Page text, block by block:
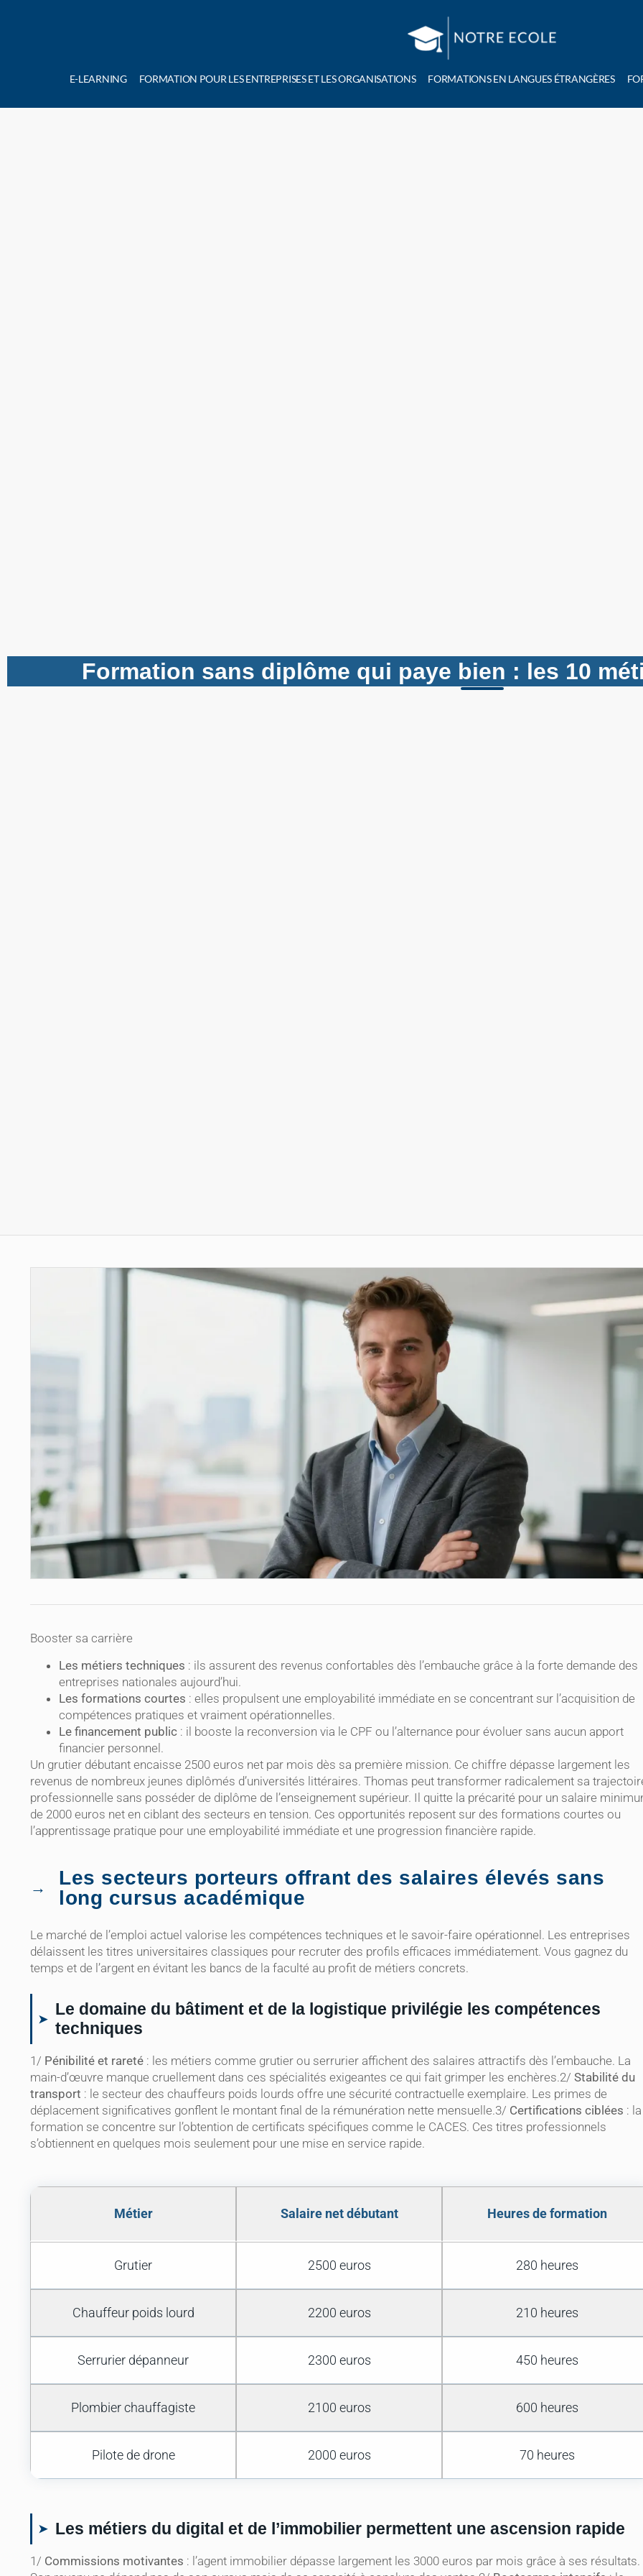
E-LEARNING FORMATION POUR LES ENTREPRISES ET LES ORGANISATIONS FORMATIONS EN LANGUES ÉTRANGÈRES
Formation sans diplôme qui paye bien : les 10
Booster sa carrière
Les métiers techniques : ils assurent des revenus confortables dès l’embauche grâce à la forte demande des
entreprises nationales aujourd’hui.
Les formations courtes : elles propulsent une employabilité immédiate en se concentrant sur l’acquisition de
compétences pratiques et vraiment opérationnelles.
Le financement public : il booste la reconversion via le CPF ou l’alternance pour évoluer sans aucun apport
financier personnel.
Un grutier débutant encaisse 2500 euros net par mois dès sa première mission. Ce chiffre dépasse largement les
revenus de nombreux jeunes diplômés d’universités littéraires. Thomas peut transformer radicalement sa
professionnelle sans posséder de diplôme de l’enseignement supérieur. Il quitte la précarité pour un salaire
de 2000 euros net en ciblant des secteurs en tension. Ces opportunités reposent sur des formations courtes ou
l’apprentissage pratique pour une employabilité immédiate et une progression financière rapide.
Les secteurs porteurs offrant des salaires élevés sans
long cursus académique
Le marché de l’emploi actuel valorise les compétences techniques et le savoir-faire opérationnel. Les entreprises
délaissent les titres universitaires classiques pour recruter des profils efficaces immédiatement. Vous gagnez du
temps et de l’argent en évitant les bancs de la faculté au profit de métiers concrets.
Le domaine du bâtiment et de la logistique privilégie les compétences
techniques
1/ Pénibilité et rareté : les métiers comme grutier ou serrurier affichent des salaires attractifs dès l’embauche. La
main-d’œuvre manque cruellement dans ces spécialités exigeantes ce qui fait grimper les enchères.2/ Stabilité du
transport : le secteur des chauffeurs poids lourds offre une sécurité contractuelle exemplaire. Les primes de
déplacement significatives gonflent le montant final de la rémunération nette mensuelle.3/ Certifications ciblées : la
formation se concentre sur l’obtention de certificats spécifiques comme le CACES. Ces titres professionnels
s’obtiennent en quelques mois seulement pour une mise en service rapide.
Métier Salaire net débutant Heures de formation
Grutier 2500 euros 280 heures
Chauffeur poids lourd 2200 euros 210 heures
Serrurier dépanneur 2300 euros 450 heures
Plombier chauffagiste 2100 euros 600 heures
Pilote de drone 2000 euros 70 heures
Les métiers du digital et de l’immobilier permettent une ascension rapide
1/ Commissions motivantes : l’agent immobilier dépasse largement les 3000 euros par mois grâce à ses résultats.